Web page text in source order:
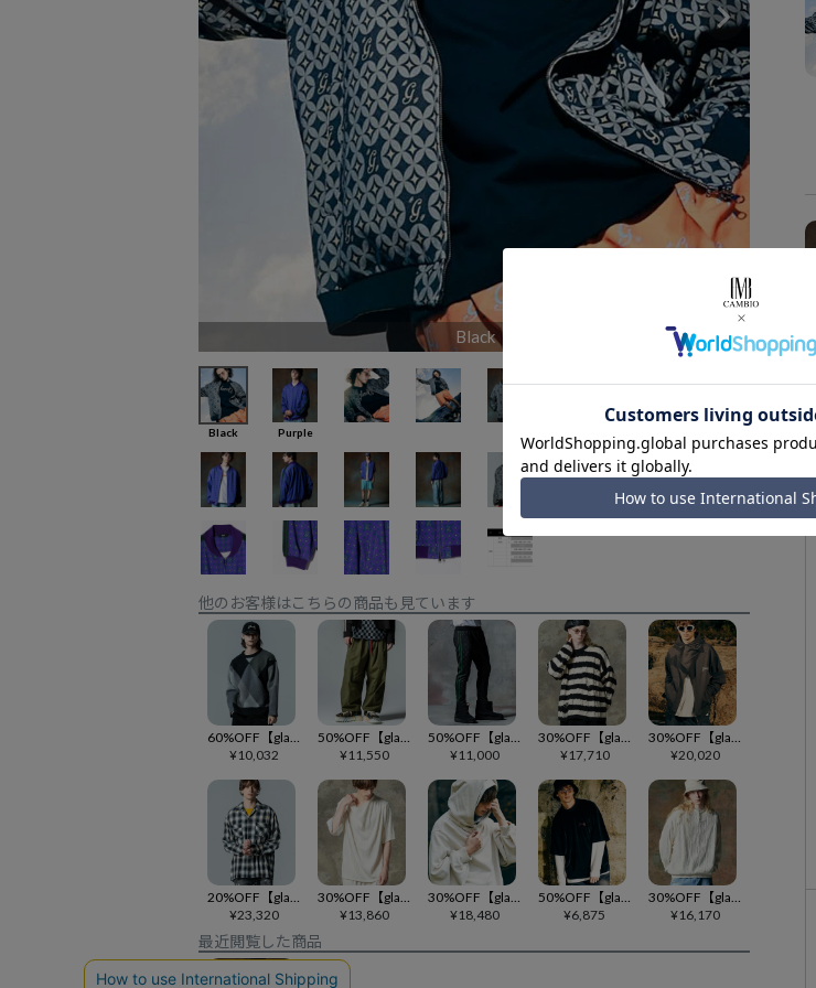
Black
Black Purple
他のお客様はこちらの商品も見ています
¥10,032
¥11,550
¥11,000
¥17,710
¥20,020
¥23,320
¥13,860
¥18,480
¥6,875
¥16,170
最近閲覧した商品